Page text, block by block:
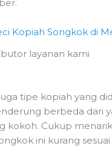
layanan kami
tipe kopiah yang
berbeda dari
kokoh. Cukup
ini kurang